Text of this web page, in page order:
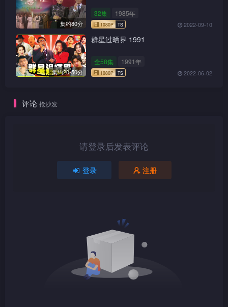
1080P
集约80分
32集 1985年
1080P
2022-09-10
集约20-50分
群星过晒界 1991
全58集 1991年
2022-06-02
评论 抢沙发
请登录后发表评论
登录 注册